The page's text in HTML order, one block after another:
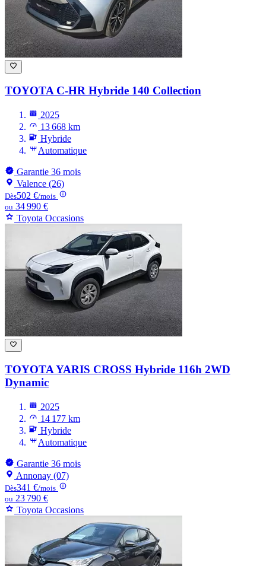
TOYOTA C-HR Hybride 140 Collection
2025
13 668 km
Hybride
Automatique
Garantie 36 mois
Valence (26)
Dès502 €/mois
ou 34 990 €
Toyota Occasions
TOYOTA YARIS CROSS Hybride 116h 2WD
Dynamic
2025
14 177 km
Hybride
Automatique
Garantie 36 mois
Annonay (07)
Dès341 €/mois
ou 23 790 €
Toyota Occasions